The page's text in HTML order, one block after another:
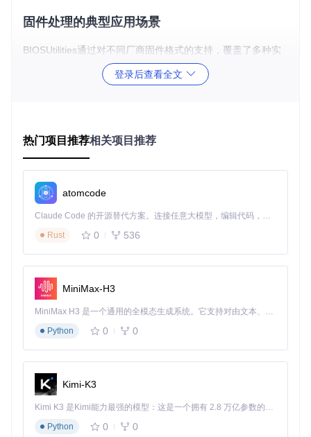
固件处理的典型应用场景
BIOSUtilities通过对不同厂商固件格式的支持，覆盖了多种实
多厂商固件解析场景
的完整解析方案
快速识别：自动检测固件格式并选择合适解析器
深度提取
新包
批量处理
：通过命令行参数实现多文件自动化处理
核心技术模块解析
AMI BIOS Guard解析器：保护固件的深度提取
应用场景
：处理AMI主板的BIOS Guard保护镜像，提取SPI/BI
OS/UEFI组件
实际问题：AMI BIOS Guard(PFAT)格式采用特殊封装结构，
包含多个固件组件和可能的嵌套结构，手动解析效率低下且容
易出错。
解决方案：
登录后查看全文
热门项目推荐相关项目推荐
atomcode
Claude Code 的开源替代方案。连接任意大模型，编辑代码，运行命令，自动验证 — 全自动执行。用 Rust 构建，极致性能。 ｜ An open-source alternative to Claude Code. Connect any LLM, edit code, run commands, and verify changes — autonomously. Built in Rust for speed. Get Started
Rust
0 536
MiniMax-H3
MiniMax H3 是一个通用的全模态生成系统。它支持对由文本、图像、视频和音频组成的多模态上下文进行统一理解，并能生成分辨率高达 2K、时长可达 15 秒的带原生立体声音频的视频。得益于面向任务泛化的系统设计，H3 在预训练阶段就已具备广泛的多模态上下文理解与生成能力，能够出色地执行复杂的多模态指令。
Python
0 0
Kimi-K3
Kimi K3 是Kimi能力最强的模型：这是一个拥有 2.8 万亿参数的混合专家（MoE）模型，具备原生视觉理解能力，并支持 100 万 token 的上下文窗口。
Python
0 0